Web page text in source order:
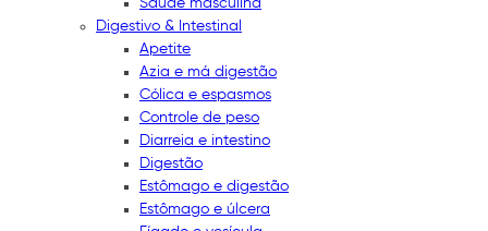
Saúde masculina
Digestivo & Intestinal
Apetite
Azia e má digestão
Cólica e espasmos
Controle de peso
Diarreia e intestino
Digestão
Estômago e digestão
Estômago e úlcera